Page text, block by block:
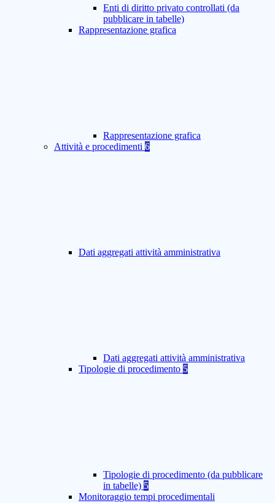
Enti di diritto privato controllati (da
pubblicare in tabelle)
Rappresentazione grafica
Rappresentazione grafica
Attività e procedimenti 6
Dati aggregati attività amministrativa
Dati aggregati attività amministrativa
Tipologie di procedimento 5
Tipologie di procedimento (da pubblicare
in tabelle) 5
Monitoraggio tempi procedimentali